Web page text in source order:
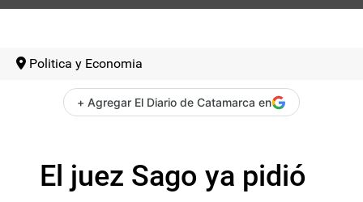
Politica y Economia
+ Agregar El Diario de Catamarca en
El juez Sago ya pidió